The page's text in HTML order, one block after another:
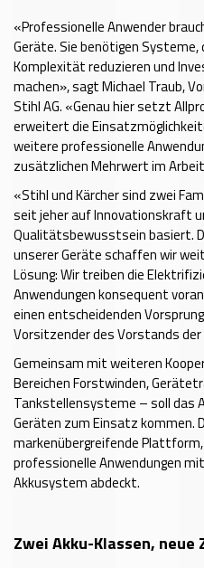
«Professionelle Anwender
Geräte. Sie benötigen Systeme,
Komplexität reduzieren und
machen», sagt Michael Traub,
Stihl AG. «Genau hier setzt
erweitert die
weitere professionelle
zusätzlichen Mehrwert im
«Stihl und Kärcher sind zwei
seit jeher auf Innovationskraft
Qualitätsbewusstsein basiert.
unserer Geräte schaffen wir
Lösung: Wir treiben die
Anwendungen konsequent
einen entscheidenden
Vorsitzender des Vorstands der
Gemeinsam mit weiteren
Bereichen Forstwinden,
Tankstellensysteme – soll das
Geräten zum Einsatz
markenübergreifende
professionelle Anwendungen
Akkusystem abdeckt.
Zwei Akku-Klassen,